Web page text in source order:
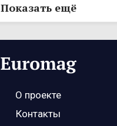
Показать ещё
О проекте
Контакты